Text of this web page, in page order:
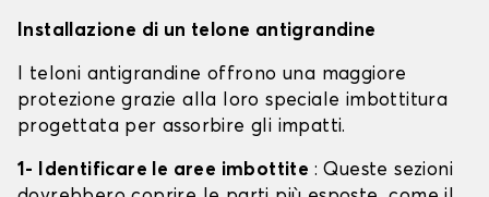
Installazione di un telone antigrandine
I teloni antigrandine offrono una maggiore
protezione grazie alla loro speciale imbottitura
progettata per assorbire gli impatti.
1- Identificare le aree imbottite : Queste sezioni